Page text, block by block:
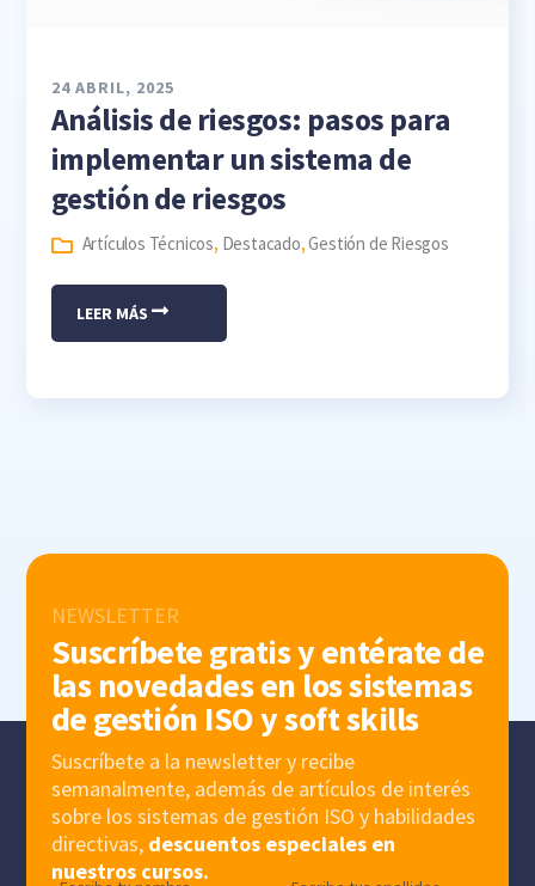
24 ABRIL, 2025
Análisis de riesgos: pasos para
implementar un sistema de
gestión de riesgos
Artículos Técnicos, Destacado,Gestión de Riesgos
LEER MÁS
NEWSLETTER
Suscríbete gratis y entérate de
las novedades en los sistemas
de gestión ISO y soft skills
Suscríbete a la newsletter y recibe
semanalmente, además de artículos de interés
sobre los sistemas de gestión ISO y habilidades
directivas, descuentos especiales en
nuestros cursos.